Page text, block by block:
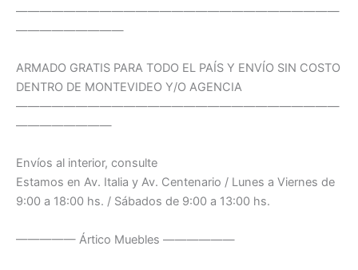
———————————————————————————
—————————
ARMADO GRATIS PARA TODO EL PAÍS Y ENVÍO SIN COSTO
DENTRO DE MONTEVIDEO Y/O AGENCIA
———————————————————————————
————————
Envíos al interior, consulte
Estamos en Av. Italia y Av. Centenario / Lunes a Viernes de
9:00 a 18:00 hs. / Sábados de 9:00 a 13:00 hs.
————— Ártico Muebles ——————